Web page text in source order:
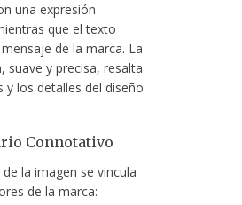
una expresión
que el texto
de la marca. La
suave y precisa, resalta
y los detalles del diseño
Connotativo
la imagen se vincula
de la marca: